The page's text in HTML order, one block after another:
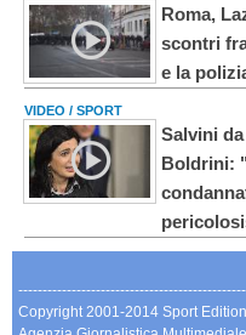
Roma,
scontri
e la
VIDEO / SPORT
Salvini
Boldrini:
Copyright 2001-2014 Sport